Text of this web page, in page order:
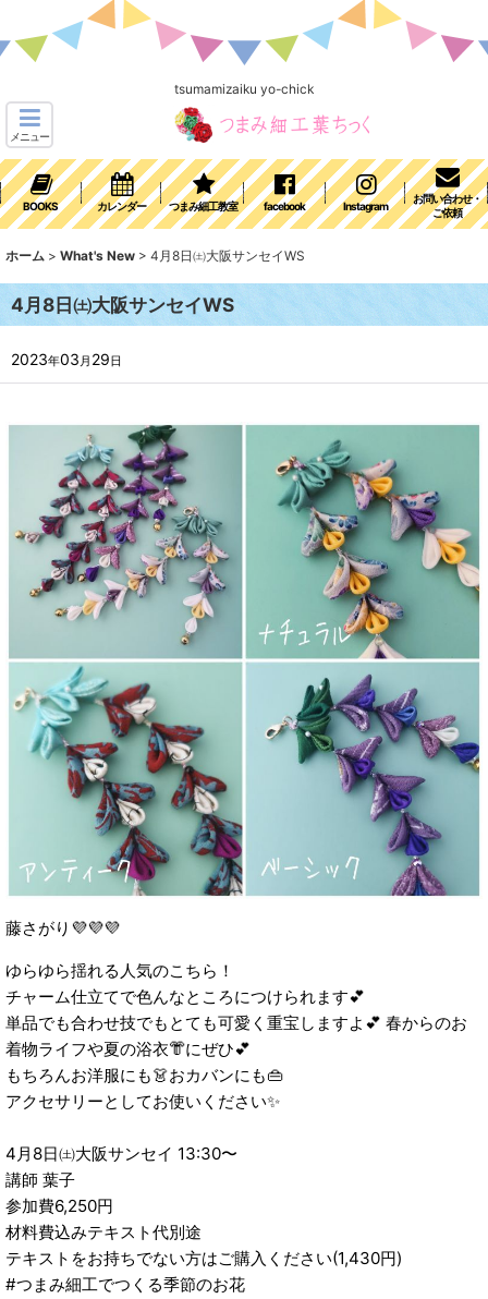
tsumamizaiku yo-chick
メニュー
BOOKS カレンダー つまみ細工教室 facebook Instagram
お問い合わせ・
ご依頼
ホーム > What's New > 4月8日㈯大阪サンセイWS
4月8日㈯大阪サンセイWS
2023年03 月 29日
藤さがり💜💜💜
ゆらゆら揺れる人気のこちら！
チャーム仕立てで色んなところにつけられます💕
単品でも合わせ技でもとても可愛く重宝しますよ💕 春からのお
着物ライフや夏の浴衣👘にぜひ💕
もちろんお洋服にも👗おカバンにも👜
アクセサリーとしてお使いください✨
4月8日㈯大阪サンセイ 13:30〜
講師 葉子
参加費6,250円
材料費込みテキスト代別途
テキストをお持ちでない方はご購入ください(1,430円)
#つまみ細工でつくる季節のお花